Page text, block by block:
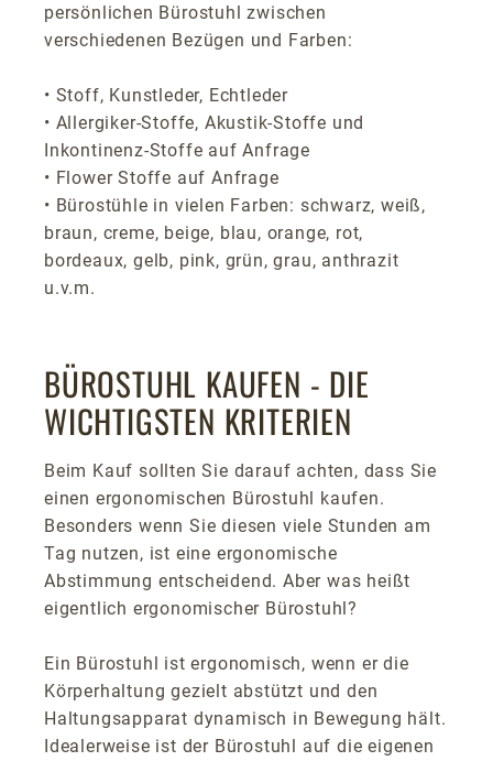
persönlichen Bürostuhl zwischen
verschiedenen Bezügen und Farben:
• Stoff, Kunstleder, Echtleder
• Allergiker-Stoffe, Akustik-Stoffe und
Inkontinenz-Stoffe auf Anfrage
• Flower Stoffe auf Anfrage
• Bürostühle in vielen Farben: schwarz, weiß,
braun, creme, beige, blau, orange, rot,
bordeaux, gelb, pink, grün, grau, anthrazit
u.v.m.
BÜROSTUHL KAUFEN - DIE
WICHTIGSTEN KRITERIEN
Beim Kauf sollten Sie darauf achten, dass Sie
einen ergonomischen Bürostuhl kaufen.
Besonders wenn Sie diesen viele Stunden am
Tag nutzen, ist eine ergonomische
Abstimmung entscheidend. Aber was heißt
eigentlich ergonomischer Bürostuhl?
Ein Bürostuhl ist ergonomisch, wenn er die
Körperhaltung gezielt abstützt und den
Haltungsapparat dynamisch in Bewegung hält.
Idealerweise ist der Bürostuhl auf die eigenen